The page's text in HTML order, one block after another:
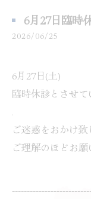
6月27日臨時
2026/06/25
6月27日(土)
臨時休診とさせて
.
ご迷惑をおかけ致
ご理解のほどお